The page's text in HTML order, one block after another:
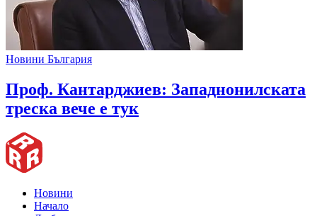
Новини България
Проф. Кантарджиев: Западнонилската
треска вече е тук
Новини
Начало